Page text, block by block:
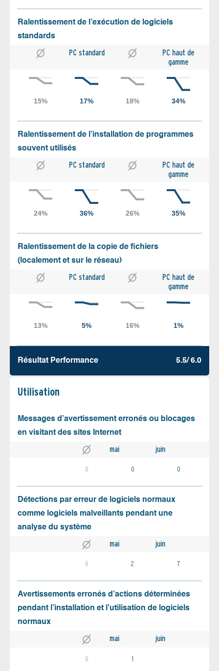
Ralentissement de l’exécution de logiciels
standards
PC standard
PC haut de
gamme
Ralentissement de l’installation de programmes
souvent utilisés
PC standard
PC haut de
gamme
Ralentissement de la copie de fichiers
(localement et sur le réseau)
PC standard
PC haut de
gamme
Résultat Performance 5.5/ 6.0
Utilisation
Messages d’avertissement erronés ou blocages
en visitant des sites Internet
mai juin
0 0 0
Détections par erreur de logiciels normaux
comme logiciels malveillants pendant une
analyse du système
mai juin
6 2 7
Avertissements erronés d’actions déterminées
pendant l’installation et l’utilisation de logiciels
normaux
mai juin
0 1